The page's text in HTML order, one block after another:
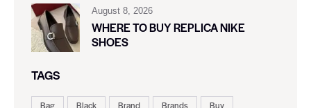
August 8, 2026
WHERE TO BUY REPLICA NIKE
SHOES
TAGS
Bag Black Brand Brands
Buy